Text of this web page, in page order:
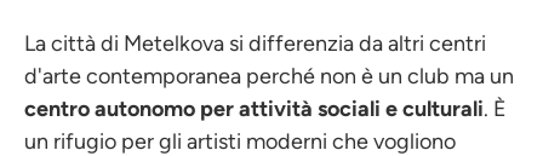
La città di Metelkova si differenzia da altri centri
d'arte contemporanea perché non è un club ma un
centro autonomo per attività sociali e culturali. È
un rifugio per gli artisti moderni che vogliono